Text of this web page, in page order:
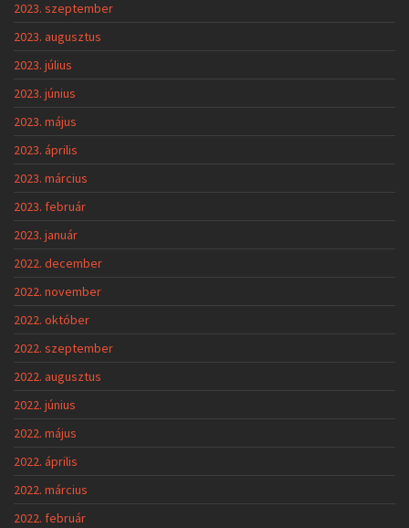
2023. szeptember
2023. augusztus
2023. július
2023. június
2023. május
2023. április
2023. március
2023. február
2023. január
2022. december
2022. november
2022. október
2022. szeptember
2022. augusztus
2022. június
2022. május
2022. április
2022. március
2022. február